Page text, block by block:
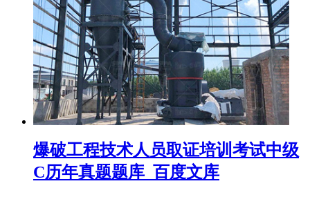
爆破工程技术人员取证培训考试中级
C历年真题题库_百度文库